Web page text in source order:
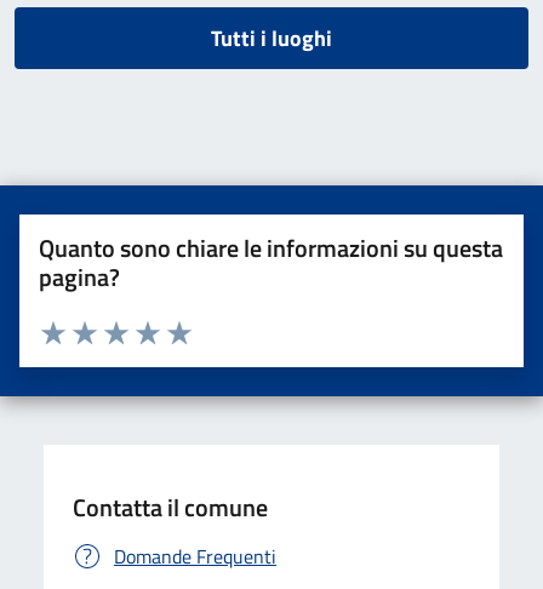
Tutti i luoghi
Quanto sono chiare le informazioni su questa
pagina?
Valuta da 1 a 5 stelle la pagina
Valuta 5 stelle su 5
Valuta 4 stelle su 5
Valuta 3 stelle su 5
Valuta 2 stelle su 5
Valuta una stella su 5
Contatta il comune
Domande Frequenti